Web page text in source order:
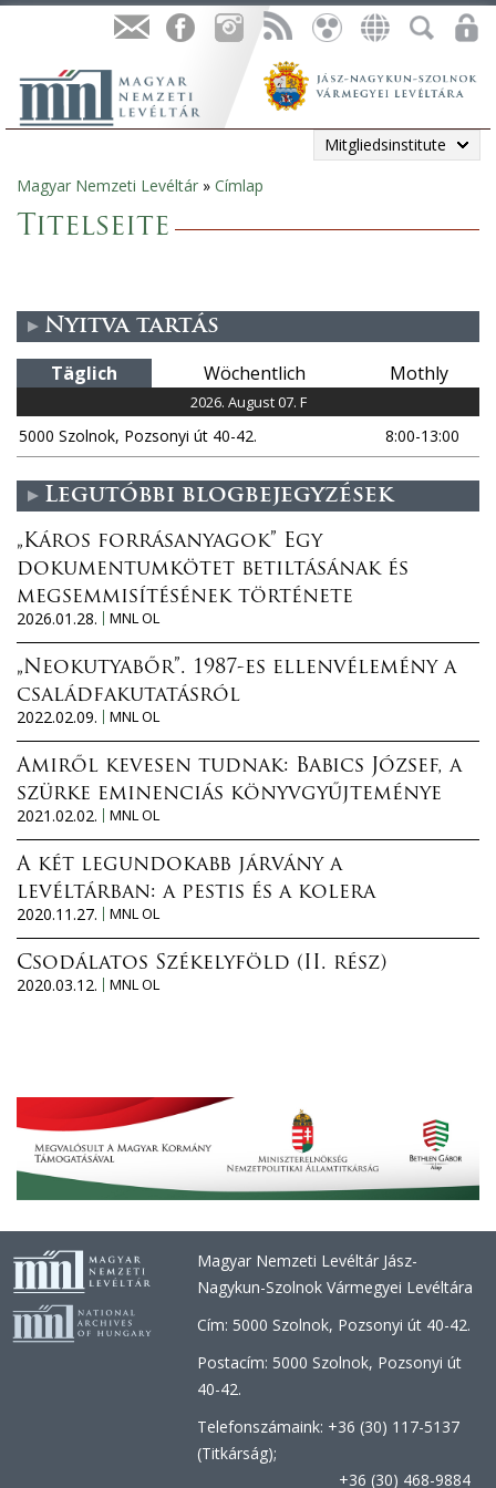
Mitgliedsinstitute
Sie
sind
Magyar Nemzeti Levéltár » Címlap
Titelseite
Nyitva tartás
Täglich Wöchentlich Mothly
2026. August 07. F
5000 Szolnok, Pozsonyi út 40-42. 8:00-13:00
Legutóbbi blogbejegyzések
„Káros forrásanyagok” Egy
dokumentumkötet betiltásának és
megsemmisítésének története
2026.01.28.
MNL OL
„Neokutyabőr”. 1987-es ellenvélemény a
családfakutatásról
2022.02.09.
MNL OL
Amiről kevesen tudnak: Babics József, a
szürke eminenciás könyvgyűjteménye
2021.02.02.
MNL OL
A két legundokabb járvány a
levéltárban: a pestis és a kolera
2020.11.27.
MNL OL
Csodálatos Székelyföld (II. rész)
2020.03.12.
MNL OL
Magyar Nemzeti Levéltár Jász-
Nagykun-Szolnok Vármegyei Levéltára
Cím: 5000 Szolnok, Pozsonyi út 40-42.
Postacím: 5000 Szolnok, Pozsonyi út
40-42.
Telefonszámaink: +36 (30) 117-5137
(Titkárság);
+36 (30) 468-9884